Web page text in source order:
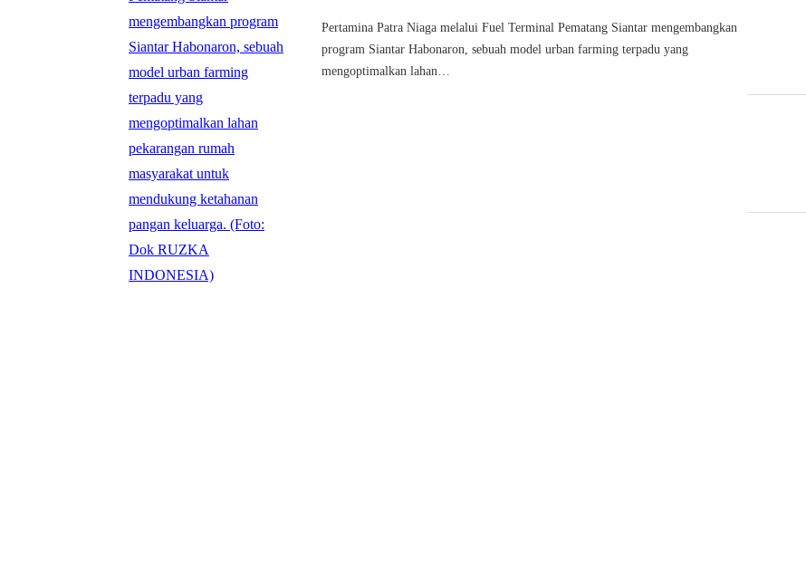
Pertamina Patra Niaga melalui Fuel Terminal Pematang Siantar mengembangkan
program Siantar Habonaron, sebuah model urban farming terpadu yang
mengoptimalkan lahan…